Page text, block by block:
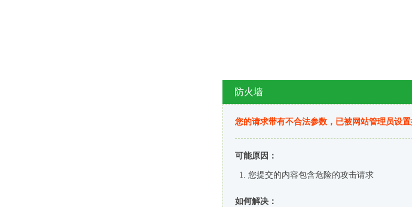
防火墙
您的请求带有不合法参数，已被网站管理员设置
可能原因：
您提交的内容包含危险的攻击请求
如何解决：